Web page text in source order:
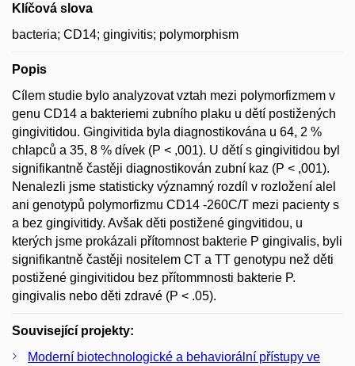
Klíčová slova
bacteria; CD14; gingivitis; polymorphism
Popis
Cílem studie bylo analyzovat vztah mezi polymorfizmem v
genu CD14 a bakteriemi zubního plaku u dětí postižených
gingivitidou. Gingivitida byla diagnostikována u 64, 2 %
chlapců a 35, 8 % dívek (P < ,001). U dětí s gingivitidou byl
signifikantně častěji diagnostikován zubní kaz (P < ,001).
Nenalezli jsme statisticky významný rozdíl v rozložení alel
ani genotypů polymorfizmu CD14 -260C/T mezi pacienty s
a bez gingivitidy. Avšak děti postižené gingvitidou, u
kterých jsme prokázali přítomnost bakterie P gingivalis, byli
signifikantně častěji nositelem CT a TT genotypu než děti
postižené gingivitidou bez přítommnosti bakterie P.
gingivalis nebo děti zdravé (P < .05).
Související projekty:
Moderní biotechnologické a behaviorální přístupy ve